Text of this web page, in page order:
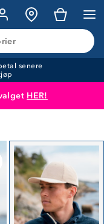
senere
HER!